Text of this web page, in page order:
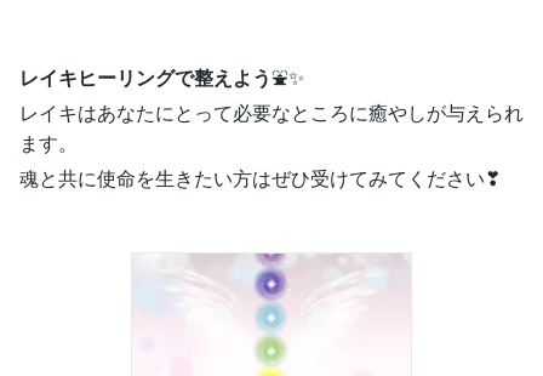
レイキヒーリングで整えよう⛲️✨
レイキはあなたにとって必要なところに癒やしが与えられ
ます。
魂と共に使命を生きたい方はぜひ受けてみてください❣